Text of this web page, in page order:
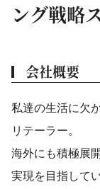
ング戦略
会社概要
私達の生活に欠
リテーラー。
海外にも積極展
実現を目指して